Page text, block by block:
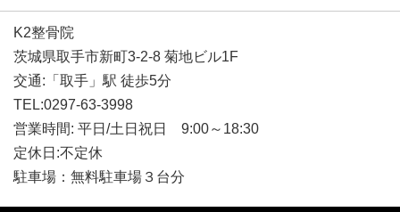
K2整骨院
茨城県取手市新町3-2-8 菊地ビル1F
交通:「取手」駅 徒歩5分
TEL:0297-63-3998
営業時間: 平日/土日祝日 9:00～18:30
定休日:不定休
駐車場：無料駐車場３台分